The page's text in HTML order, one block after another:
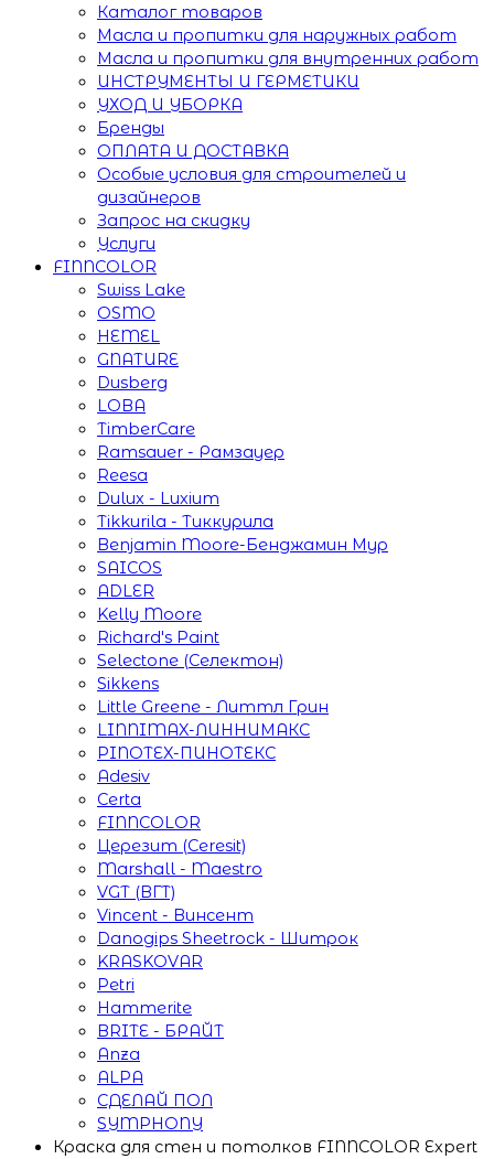
Каталог товаров
Масла и пропитки для наружных работ
Масла и пропитки для внутренних работ
ИНСТРУМЕНТЫ И ГЕРМЕТИКИ
УХОД И УБОРКА
Бренды
ОПЛАТА И ДОСТАВКА
Особые условия для строителей и
дизайнеров
Запрос на скидку
Услуги
FINNCOLOR
Swiss Lake
OSMO
HEMEL
GNATURE
Dusberg
LOBA
TimberCare
Ramsauer - Рамзауер
Reesa
Dulux - Luxium
Tikkurila - Тиккурила
Benjamin Moore-Бенджамин Мур
SAICOS
ADLER
Kelly Moore
Richard's Paint
Selectone (Селектон)
Sikkens
Little Greene - Литтл Грин
LINNIMAX-ЛИННИМАКС
PINOTEX-ПИНОТЕКС
Adesiv
Certa
FINNCOLOR
Церезит (Ceresit)
Marshall - Maestro
VGT (ВГТ)
Vincent - Винсент
Danogips Sheetrock - Шитрок
KRASKOVAR
Petri
Hammerite
BRITE - БРАЙТ
Anza
ALPA
СДЕЛАЙ ПОЛ
SYMPHONY
Краска для стен и потолков FINNCOLOR Expert